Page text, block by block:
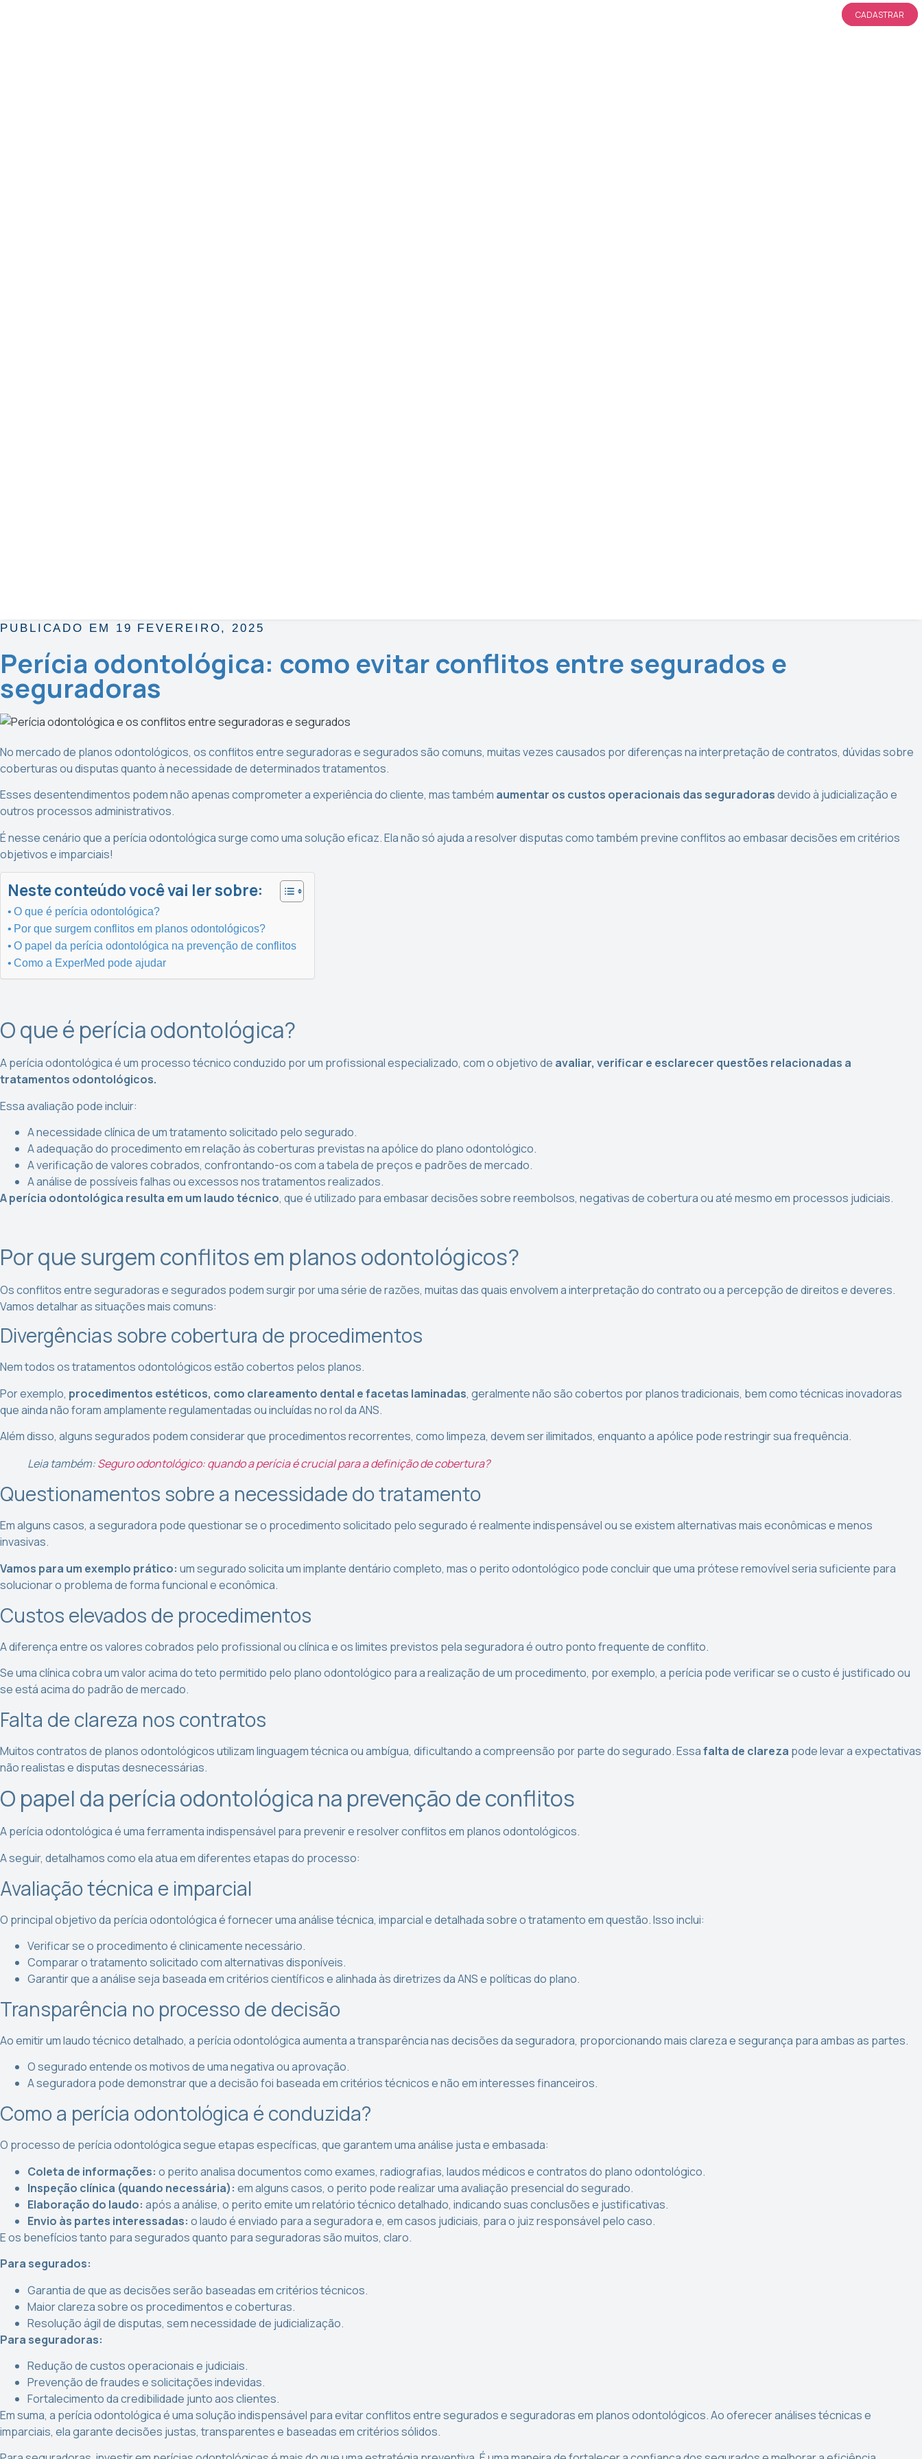
PUBLICADO EM 19 FEVEREIRO, 2025
Perícia odontológica: como evitar conflitos entre segurados e
seguradoras
No mercado de planos odontológicos, os conflitos entre seguradoras e segurados são comuns, muitas vezes causados por diferenças na interpretação de contratos, dúvidas sobre
coberturas ou disputas quanto à necessidade de determinados tratamentos.
Esses desentendimentos podem não apenas comprometer a experiência do cliente, mas também aumentar os custos operacionais das seguradorasdevido à judicialização e
outros processos administrativos.
É nesse cenário que a perícia odontológica surge como uma solução eficaz. Ela não só ajuda a resolver disputas como também previne conflitos ao embasar decisões em critérios
objetivos e imparciais!
Neste conteúdo você vai ler sobre:
O que é perícia odontológica?
Por que surgem conflitos em planos odontológicos?
O papel da perícia odontológica na prevenção de conflitos
Como a ExperMed pode ajudar
O que é perícia odontológica?
A perícia odontológica é um processo técnico conduzido por um profissional especializado, com o objetivo de avaliar, verificar e esclarecer questões relacionadas a
tratamentos odontológicos.
Essa avaliação pode incluir:
A necessidade clínica de um tratamento solicitado pelo segurado.
A adequação do procedimento em relação às coberturas previstas na apólice do plano odontológico.
A verificação de valores cobrados, confrontando-os com a tabela de preços e padrões de mercado.
A análise de possíveis falhas ou excessos nos tratamentos realizados.
A perícia odontológica resulta em um laudo técnico, que é utilizado para embasar decisões sobre reembolsos, negativas de cobertura ou até mesmo em processos judiciais.
Por que surgem conflitos em planos odontológicos?
Os conflitos entre seguradoras e segurados podem surgir por uma série de razões, muitas das quais envolvem a interpretação do contrato ou a percepção de direitos e deveres.
Vamos detalhar as situações mais comuns:
Divergências sobre cobertura de procedimentos
Nem todos os tratamentos odontológicos estão cobertos pelos planos.
Por exemplo, procedimentos estéticos, como clareamento dental e facetas laminadas, geralmente não são cobertos por planos tradicionais, bem como técnicas inovadoras
que ainda não foram amplamente regulamentadas ou incluídas no rol da ANS.
Além disso, alguns segurados podem considerar que procedimentos recorrentes, como limpeza, devem ser ilimitados, enquanto a apólice pode restringir sua frequência.
Leia também:Seguro odontológico: quando a perícia é crucial para a definição de cobertura?
Questionamentos sobre a necessidade do tratamento
Em alguns casos, a seguradora pode questionar se o procedimento solicitado pelo segurado é realmente indispensável ou se existem alternativas mais econômicas e menos
invasivas.
Vamos para um exemplo prático: um segurado solicita um implante dentário completo, mas o perito odontológico pode concluir que uma prótese removível seria suficiente para
solucionar o problema de forma funcional e econômica.
Custos elevados de procedimentos
A diferença entre os valores cobrados pelo profissional ou clínica e os limites previstos pela seguradora é outro ponto frequente de conflito.
Seuma clínica cobra um valor acima do teto permitido pelo plano odontológico para a realização de um procedimento, por exemplo, a perícia pode verificar se o custo é justificado ou
se está acima do padrão de mercado.
Falta de clareza nos contratos
Muitos contratos de planos odontológicos utilizam linguagem técnica ou ambígua, dificultando a compreensão por parte do segurado. Essafalta de clareza pode levar a expectativas
não realistas e disputas desnecessárias.
O papel da perícia odontológica na prevenção de conflitos
A perícia odontológica é uma ferramenta indispensável para prevenir e resolver conflitos em planos odontológicos.
A seguir, detalhamos como ela atua em diferentes etapas do processo:
Avaliação técnica e imparcial
O principal objetivo da perícia odontológica é fornecer uma análise técnica, imparcial e detalhada sobre o tratamento em questão. Isso inclui:
Verificar se o procedimento é clinicamente necessário.
Comparar o tratamento solicitado com alternativas disponíveis.
Garantir que a análise seja baseada em critérios científicos e alinhada às diretrizes da ANS e políticas do plano.
Transparência no processo de decisão
Ao emitir um laudo técnico detalhado, a perícia odontológica aumenta a transparência nas decisões da seguradora, proporcionando mais clareza e segurança para ambas as partes.
O segurado entende os motivos de uma negativa ou aprovação.
A seguradora pode demonstrar que a decisão foi baseada em critérios técnicos e não em interesses financeiros.
Como a perícia odontológica é conduzida?
O processo de perícia odontológica segue etapas específicas, que garantem uma análise justa e embasada:
Coleta de informações: o perito analisa documentos como exames, radiografias, laudos médicos e contratos do plano odontológico.
Inspeção clínica (quando necessária): em alguns casos, o perito pode realizar uma avaliação presencial do segurado.
Elaboração do laudo: após a análise, o perito emite um relatório técnico detalhado, indicando suas conclusões e justificativas.
Envio às partes interessadas: o laudo é enviado para a seguradora e, em casos judiciais, para o juiz responsável pelo caso.
E os benefícios tanto para segurados quanto para seguradoras são muitos, claro.
Para segurados:
Garantia de que as decisões serão baseadas em critérios técnicos.
Maior clareza sobre os procedimentos e coberturas.
Resolução ágil de disputas, sem necessidade de judicialização.
Para seguradoras:
Redução de custos operacionais e judiciais.
Prevenção de fraudes e solicitações indevidas.
Fortalecimento da credibilidade junto aos clientes.
Em suma, a perícia odontológica é uma solução indispensável para evitar conflitos entre segurados e seguradoras em planos odontológicos. Ao oferecer análises técnicas e
imparciais, ela garante decisões justas, transparentes e baseadas em critérios sólidos.